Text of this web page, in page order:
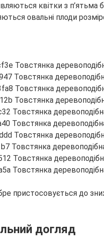
квітки з
овальні плоди
пристосовується до
догляд